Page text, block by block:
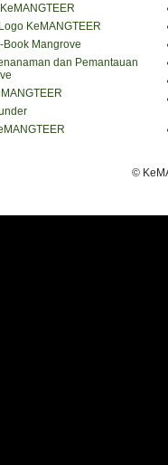
KeMANGTEER
Book Mangrove
dan Pemantauan
©